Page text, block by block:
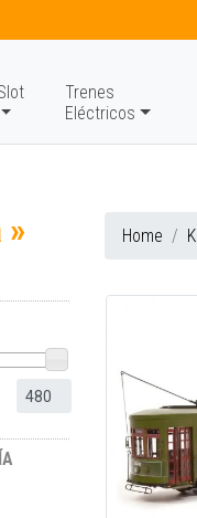
Trenes
Eléctricos
Home